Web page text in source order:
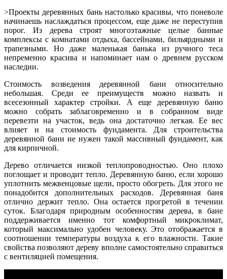
>Проекты деревянных бань настолько красивы, что поневоле
начинаешь наслаждаться процессом, еще даже не переступив
порог. Из дерева строят многоэтажные целые банные
комплексы с комнатами отдыха, бассейнами, бильярдными и
трапезными. Но даже маленькая банька из ручного теса
непременно красива и напоминает нам о древнем русском
наследии.
Стоимость возведения деревянной бани относительно
небольшая. Среди ее преимуществ можно назвать и
всесезонный характер стройки. А еще деревянную баню
можно собрать заблаговременно и в собранном виде
перевезти на участок, ведь она достаточно легкая. Ее вес
влияет и на стоимость фундамента. Для строительства
деревянной бани не нужен такой массивный фундамент, как
для кирпичной.
Дерево отличается низкой теплопроводностью. Оно плохо
поглощает и проводит тепло. Деревянную баню, если хорошо
уплотнить межвенцовые щели, просто обогреть. Для этого не
понадобится дополнительных расходов. Деревянная баня
отлично держит тепло. Она остается прогретой в течении
суток. Благодаря природным особенностям дерева, в бане
поддерживается именно тот комфортный микроклимат,
который максимально удобен человеку. Это отображается в
соотношении температуры воздуха к его влажности. Такие
свойства позволяют дереву вполне самостоятельно справиться
с вентиляцией помещения.